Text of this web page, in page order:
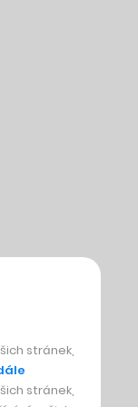
stránek,
stránek,